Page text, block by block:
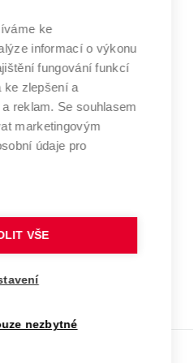
učení
technické
Brně
BRNĚ
ke
informací o výkonu
fungování funkcí
ke zlepšení a
reklam. Se souhlasem
marketingovým
údaje pro
VŠE
nezbytné